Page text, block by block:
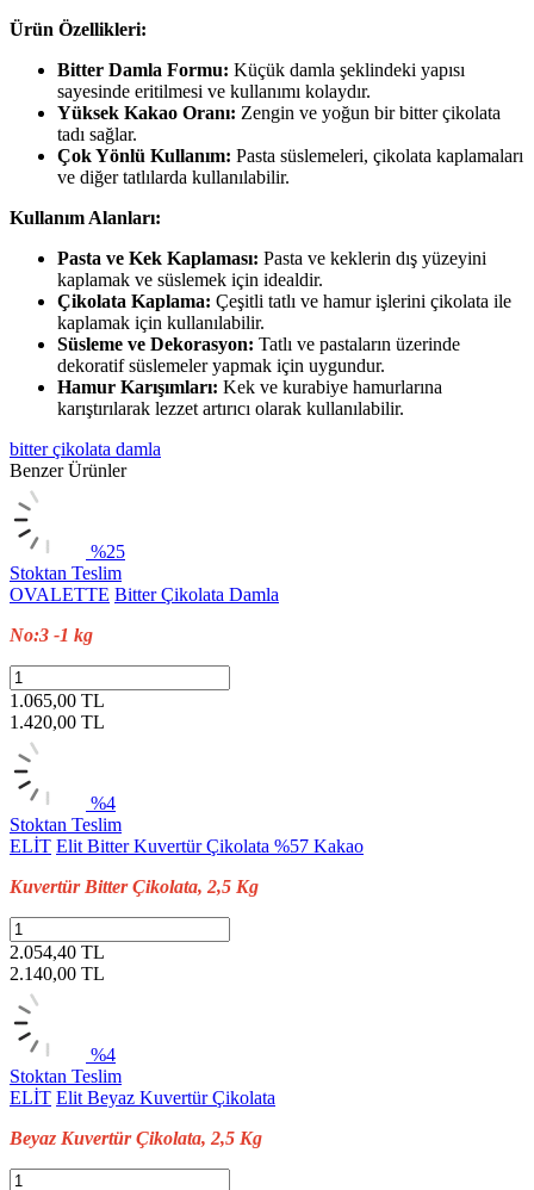
Ürün Özellikleri:
Bitter Damla Formu: Küçük damla şeklindeki yapısı
sayesinde eritilmesi ve kullanımı kolaydır.
Yüksek Kakao Oranı: Zengin ve yoğun bir bitter çikolata
tadı sağlar.
Çok Yönlü Kullanım: Pasta süslemeleri, çikolata kaplamaları
ve diğer tatlılarda kullanılabilir.
Kullanım Alanları:
Pasta ve Kek Kaplaması: Pasta ve keklerin dış yüzeyini
kaplamak ve süslemek için idealdir.
Çikolata Kaplama: Çeşitli tatlı ve hamur işlerini çikolata ile
kaplamak için kullanılabilir.
Süsleme ve Dekorasyon: Tatlı ve pastaların üzerinde
dekoratif süslemeler yapmak için uygundur.
Hamur Karışımları: Kek ve kurabiye hamurlarına
karıştırılarak lezzet artırıcı olarak kullanılabilir.
bitter çikolata damla
Benzer Ürünler
%25
Stoktan Teslim
OVALETTE Bitter Çikolata Damla
No:3 -1 kg
1.065,00 TL
1.420,00 TL
%4
Stoktan Teslim
ELİT Elit Bitter Kuvertür Çikolata %57 Kakao
Kuvertür Bitter Çikolata, 2,5 Kg
2.054,40 TL
2.140,00 TL
%4
Stoktan Teslim
ELİT Elit Beyaz Kuvertür Çikolata
Beyaz Kuvertür Çikolata, 2,5 Kg